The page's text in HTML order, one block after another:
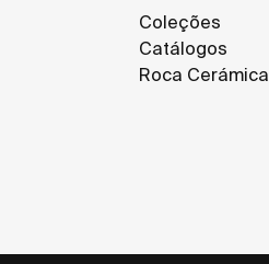
Coleções
Catálogos
Roca Cerámica